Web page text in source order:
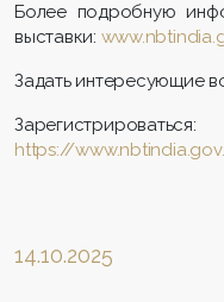
Более подробную
выставки:
Задать интересующие
Зарегистрироваться:
https://
14.10.2025